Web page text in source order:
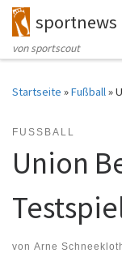
Zum Inhalt springen
sportnews
von sportscout
Startseite »Fußball»
FUSSBALL
Union
von Arne